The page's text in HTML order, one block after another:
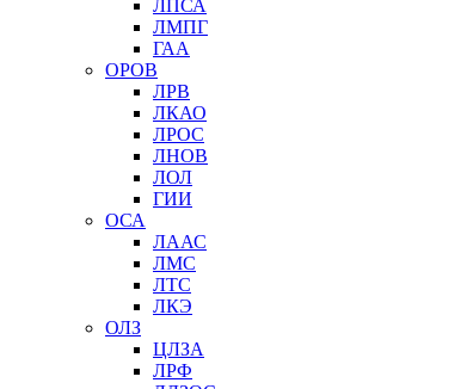
ЛПСА
ЛМПГ
ГАА
ОРОВ
ЛРВ
ЛКАО
ЛРОС
ЛНОВ
ЛОЛ
ГИИ
ОСА
ЛААС
ЛМС
ЛТС
ЛКЭ
ОЛЗ
ЦЛЗА
ЛРФ